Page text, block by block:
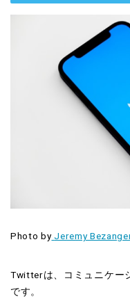
Photo by Jeremy
Twitterは、コミュニケー
です。